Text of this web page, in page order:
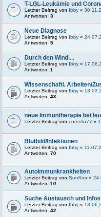
T-LGL-Leukämie und
Letzter Beitrag von Ibby «
Antworten: 3
Neue Diagnose
Letzter Beitrag von Ibby «
Antworten: 5
Durch den Wind....
Letzter Beitrag von Ibby «
Antworten: 1
Wissenschaftl. Arbeiten/
Letzter Beitrag von Ibby «
Antworten: 43
neue Immuntherapie bei
Letzter Beitrag von cornelia77 «
Blutbild/Infektionen
Letzter Beitrag von Ibby «
Antworten: 70
Autoimmunkrankheiten
Letzter Beitrag von SunSon «
Antworten: 10
Suche Austausch und
Letzter Beitrag von Ibby «
Antworten: 42